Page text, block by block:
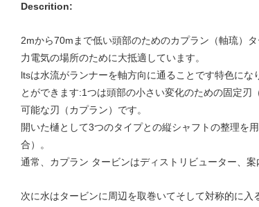
Descrition:
2mから70mまで低い頭部のためのカプラン（軸琉）
力電気の場所のために大抵適しています。
ltsは水流がランナーを軸方向に通ることです特色に
とができます:1つは頭部の小さい変化のための固定
可能な刃（カプラン）です。
開いた樋として3つのタイプとの縦シャフトの整理を
合）。
通常、カプラン タービンはディストリビューター、
次に水はタービンに周辺を取巻いてそして対称的に